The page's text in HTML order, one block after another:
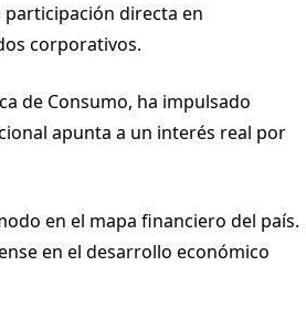
participación directa en
corporativos.
de Consumo, ha impulsado
apunta a un interés real por
en el mapa financiero del país.
en el desarrollo económico